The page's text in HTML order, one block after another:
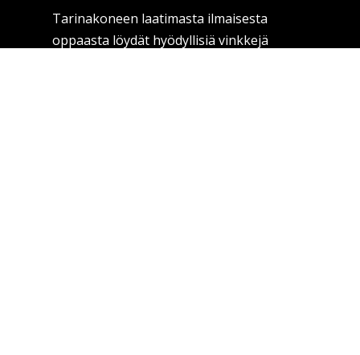
Tarinakoneen laatimasta ilmaisesta
oppaasta löydät hyödyllisiä vinkkejä